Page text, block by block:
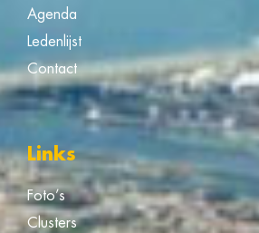
Agenda
Ledenlijst
Contact
Links
Foto’s
Clusters